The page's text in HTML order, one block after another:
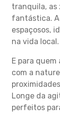
tranquila, as
fantástica.
espaçosos,
na vida local.
E para
com a
Longe da
perfeitos